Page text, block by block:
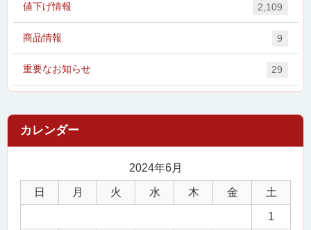
値下げ情報 2,109
商品情報 9
重要なお知らせ 29
2024年6月
日 月 火 水 木 金 土
1